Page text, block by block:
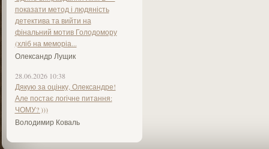
показати метод і людяність
детектива та вийти на
фінальний мотив Голодомору
(хліб на меморіа...
Олександр Лущик
28.06.2026 10:38
Дякую за оцінку, Олександре!
Але постає логічне питання:
ЧОМУ? )))
Володимир Коваль